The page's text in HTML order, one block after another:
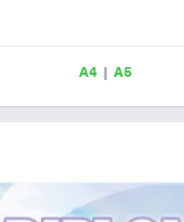
je vhodný pro většinu
A4| A5